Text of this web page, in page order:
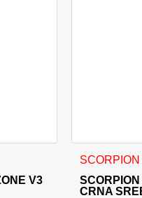
V3
se mogu odabrati na
SCORPION
CRNA
Ovaj